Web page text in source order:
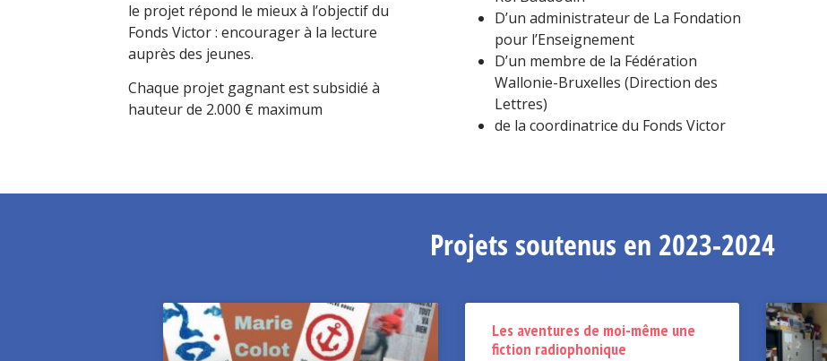
le projet répond le mieux à l’objectif du
Fonds Victor : encourager à la lecture
auprès des jeunes.
Chaque projet gagnant est subsidié à
hauteur de 2.000 € maximum
D’un administrateur de La Fondation
pour l’Enseignement
D’un membre de la Fédération
Wallonie-Bruxelles (Direction des
Lettres)
de la coordinatrice du Fonds Victor
Projets soutenus en 2023-2024
Les aventures de moi-même une
fiction radiophonique